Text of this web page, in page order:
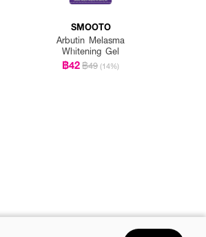
SMOOTO
Arbutin Melasma
Whitening Gel
฿42฿49 (14%)